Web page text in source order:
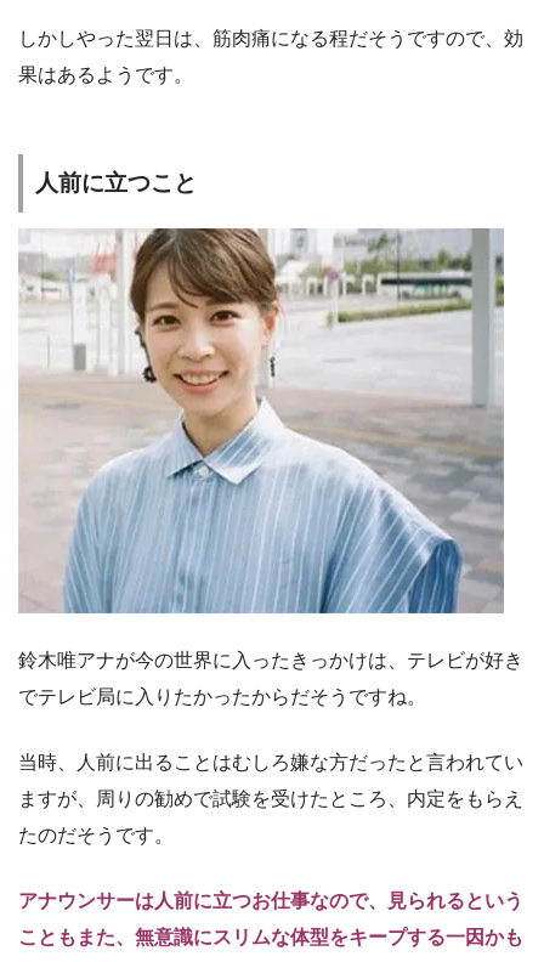
しかしやった翌日は、筋肉痛になる程だそうですので、効
果はあるようです。
人前に立つこと
鈴木唯アナが今の世界に入ったきっかけは、テレビが好き
でテレビ局に入りたかったからだそうですね。
当時、人前に出ることはむしろ嫌な方だったと言われてい
ますが、周りの勧めで試験を受けたところ、内定をもらえ
たのだそうです。
アナウンサーは人前に立つお仕事なので、見られるという
こともまた、無意識にスリムな体型をキープする一因かも